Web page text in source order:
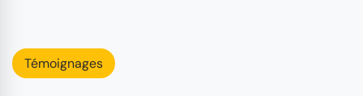
Témoignages